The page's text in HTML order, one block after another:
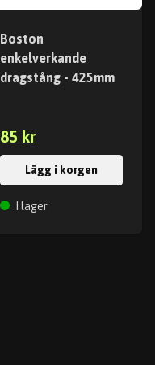
Boston
enkelverkande
dragstång - 425mm
85 kr
Lägg i korgen
I lager